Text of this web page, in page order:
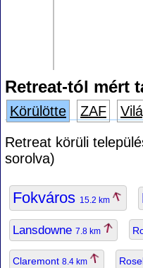
Retreat-tól mért
Körülötte ZAF
Retreat körüli
sorolva)
Fokváros 15.2 km
Lansdowne 7.8 km
Claremont 8.4 km